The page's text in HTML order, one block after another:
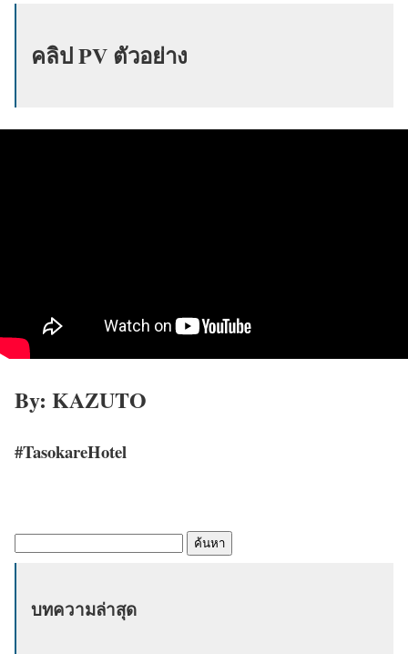
คลิป PV ตัวอย่าง
By: KAZUTO
#TasokareHotel
ค้
น
บทความล่าสุด